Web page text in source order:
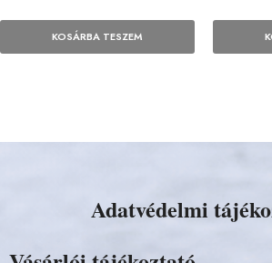
KOSÁRBA TESZEM
Adatvédelmi